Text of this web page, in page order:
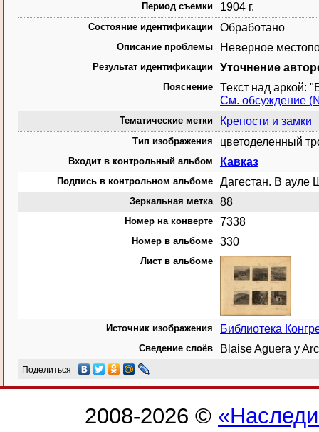
Период съемки 1904 г.
Состояние идентификации Обработано
Описание проблемы Неверное
Результат идентификации Уточнение
Пояснение
Текст над аркой:
См. обсуждение
Тематические метки Крепости и замки
Тип изображения цветоделенный
Входит в контрольный альбом Кавказ
Подпись в контрольном альбоме Дагестан. В ауле
Зеркальная метка 88
Номер на конверте 7338
Номер в альбоме 330
Лист в альбоме
Источник изображения Библиотека
Сведение слоёв Blaise Aguera y
Поделиться
2008-2026 ©